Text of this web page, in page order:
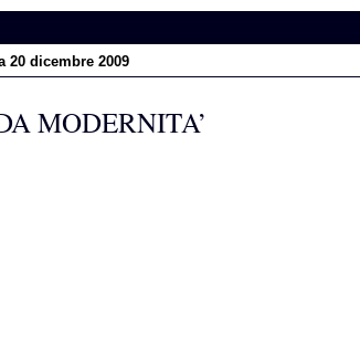
20 dicembre 2009
MODERNITA’